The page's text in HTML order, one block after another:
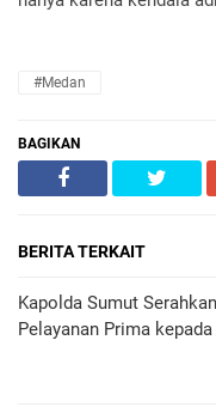
#Medan
BAGIKAN
BERITA TERKAIT
Kapolda Sumut
Pelayanan Prima